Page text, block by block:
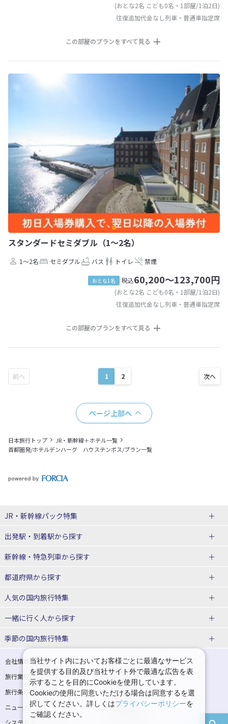
(おとな2名 こども0名・1部屋/1泊2日)
往復追加代金なし列車・普通車指定席
この部屋のプランをすべて見る
スタンダードセミダブル（1〜2名）
1～2名 セミダブル バス トイレ 禁煙
おとな1名 税込60,200～123,700円
(おとな2名 こども0名・1部屋/1泊2日)
往復追加代金なし列車・普通車指定席
この部屋のプランをすべて見る
1 2
ページ上部へ
日本旅行トップ
JR・新幹線＋ホテル一覧
首都圏発/ホテルデンハーグ ハウステンボス/プラン一覧
JR・新幹線パック特集
JR・新幹線＋ホテルパック
出張パック
出発駅・到着駅から探す
秋田⇔東京 新幹線パック
仙台→東京 新幹線パック
富山⇔東京 新幹線パック
東京→仙台 新幹線パック
東京→金沢 新幹線パック
東京⇔軽井沢 新幹線パック 東京→長野 新幹線パック
東京→名古屋 新幹線パック 東京→京都 新幹線パック
東京→大阪（新大阪） 新幹線パッ
ク
東京→神戸（新神戸） 新幹線パッ
ク
新幹線・特急列車から探す
北海道新幹線 旅行
山形新幹線 旅行
東海道新幹線 旅行
上越新幹線 旅行
九州新幹線 旅行 西九州新幹線 旅行
特急サンダーバード 旅行
都道府県から探す
北海道旅行・ツアー
東北
青森旅行・ツアー 岩手旅行・ツアー
宮城旅行・ツアー 秋田旅行・ツアー
山形旅行・ツアー 福島旅行・ツアー
関東
人気の国内旅行特集
東京ディズニーリゾート®への旅
ユニバーサル・スタジオ・ジャパ
温泉旅行 日帰り旅行
一緒に行く人から探す
一人旅 国内版
カップル・夫婦旅行 国内版 女子旅 国内版
卒業旅行・学生旅行 国内版
季節の国内旅行特集
桜・お花見特集
ゴールデンウィーク（GW）の国内
旅行
夏休み・お盆の国内旅行 7月の国内旅行
8月の国内旅行 9月の国内旅行
会社情報
プライバシーポリシー
旅行業登録票・約款
規約集
旅行条件書
商標について
ニュースリリース
採用情報
システムメンテナンスの
当社サイト内においてお客様ごとに最適なサービス
を提供する目的及び当社サイト外で最適な広告を表
示することを目的にCookieを使用しています。
Cookieの使用に同意いただける場合は同意するを選
択してください。詳しくはプライバシーポリシーを
ご確認ください。